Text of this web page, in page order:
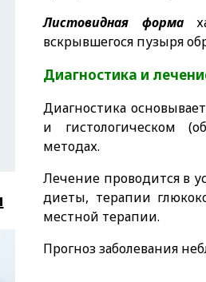
Листовидная форма
вскрывшегося пузыря
Диагностика и
Диагностика
и гистологическом
методах.
Лечение проводится в
диеты, терапии
местной терапии.
Прогноз заболевания